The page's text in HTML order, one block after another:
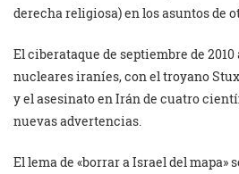
derecha religiosa) en los asuntos de
El ciberataque de septiembre de
nucleares iraníes, con el troyano
y el asesinato en Irán de cuatro
nuevas advertencias.
El lema de «borrar a Israel del mapa»